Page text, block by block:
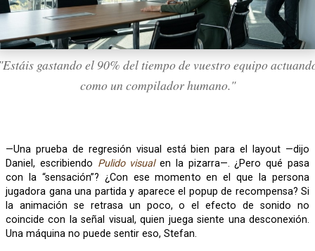
gastando el 90% del tiempo de vuestro equipo
como un compilador humano."
—Una prueba de regresión visual está bien para el layout —dijo
Daniel, escribiendo Pulido visualen la pizarra—. ¿Pero qué pasa
con la “sensación”? ¿Con ese momento en el que la persona
jugadora gana una partida y aparece el popup de recompensa? Si
la animación se retrasa un poco, o el efecto de sonido no
coincide con la señal visual, quien juega siente una desconexión.
Una máquina no puede sentir eso, Stefan.